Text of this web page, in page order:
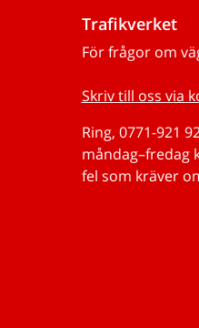
Trafikverket
För frågor om
Skriv till oss via
Ring, 0771-921
måndag–fredag
fel som kräver